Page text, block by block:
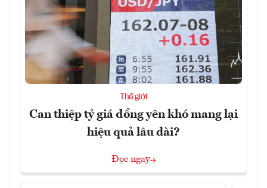
Thế giới
Can thiệp tỷ giá đồng yên khó mang lại
hiệu quả lâu dài?
Đọc ngay